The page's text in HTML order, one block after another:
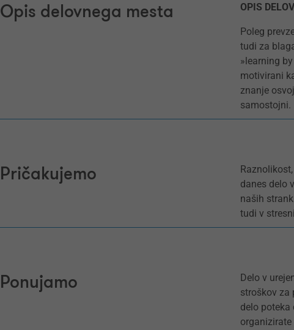
Opis delovnega mesta OPIS
Poleg
tudi za
»learning
motivirani
znanje
samostojni.
Pričakujemo
danes delo
naših
tudi v
Ponujamo
Delo v
stroškov za
delo